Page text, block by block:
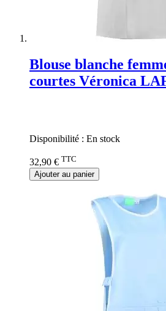
Blouse blanche
courtes Véronica
Disponibilité : En stock
32,90 € TTC
Ajouter au panier